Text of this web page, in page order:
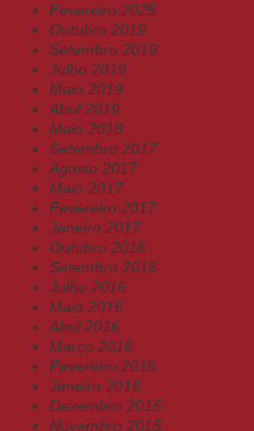
Fevereiro 2025
Outubro 2019
Setembro 2019
Julho 2019
Maio 2019
Abril 2019
Maio 2018
Setembro 2017
Agosto 2017
Maio 2017
Fevereiro 2017
Janeiro 2017
Outubro 2016
Setembro 2016
Julho 2016
Maio 2016
Abril 2016
Março 2016
Fevereiro 2016
Janeiro 2016
Dezembro 2015
Novembro 2015